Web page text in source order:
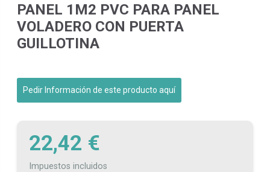
PANEL 1M2 PVC PARA PANEL
VOLADERO CON PUERTA
GUILLOTINA
Pedir Información de este producto aquí
22,42 €
Impuestos incluidos